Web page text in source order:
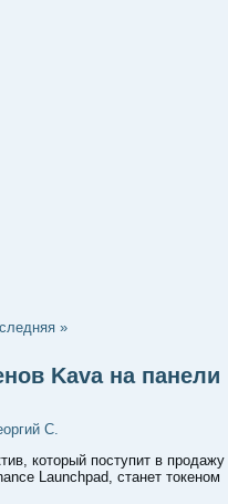
»
Kava на панели
С.
который поступит в продажу
Launchpad, станет токеном